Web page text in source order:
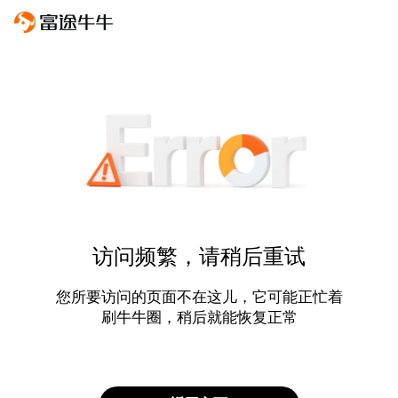
访问频繁，请稍后重试
您所要访问的页面不在这儿，它可能正忙着
刷牛牛圈，稍后就能恢复正常